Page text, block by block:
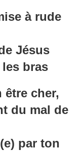
à rude
Jésus
bras
cher,
du mal de
par ton